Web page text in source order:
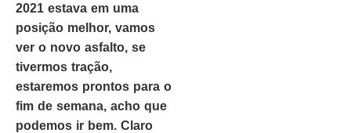
2021 estava em uma
posição melhor, vamos
ver o novo asfalto, se
tivermos tração,
estaremos prontos para o
fim de semana, acho que
podemos ir bem. Claro